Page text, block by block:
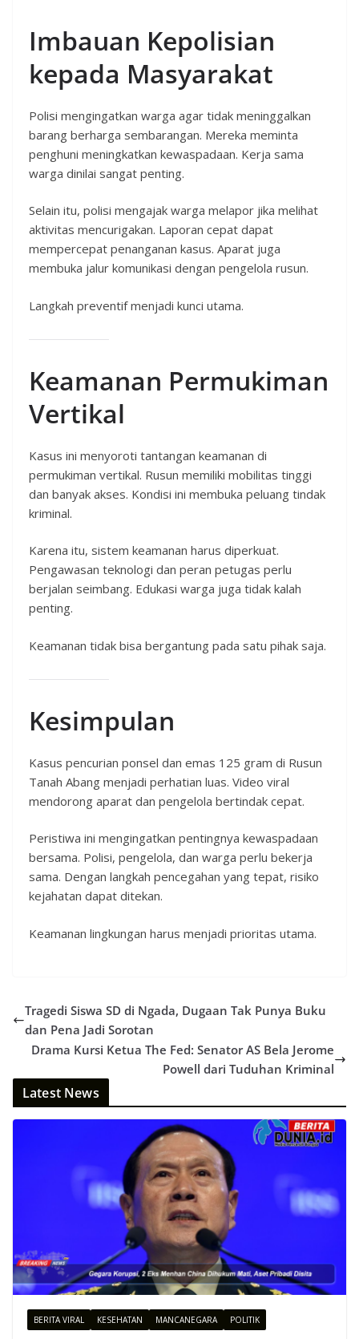
Imbauan Kepolisian
kepada Masyarakat
Polisi mengingatkan warga agar tidak meninggalkan
barang berharga sembarangan. Mereka meminta
penghuni meningkatkan kewaspadaan. Kerja sama
warga dinilai sangat penting.
Selain itu, polisi mengajak warga melapor jika melihat
aktivitas mencurigakan. Laporan cepat dapat
mempercepat penanganan kasus. Aparat juga
membuka jalur komunikasi dengan pengelola rusun.
Langkah preventif menjadi kunci utama.
Keamanan Permukiman
Vertikal
Kasus ini menyoroti tantangan keamanan di
permukiman vertikal. Rusun memiliki mobilitas tinggi
dan banyak akses. Kondisi ini membuka peluang tindak
kriminal.
Karena itu, sistem keamanan harus diperkuat.
Pengawasan teknologi dan peran petugas perlu
berjalan seimbang. Edukasi warga juga tidak kalah
penting.
Keamanan tidak bisa bergantung pada satu pihak saja.
Kesimpulan
Kasus pencurian ponsel dan emas 125 gram di Rusun
Tanah Abang menjadi perhatian luas. Video viral
mendorong aparat dan pengelola bertindak cepat.
Peristiwa ini mengingatkan pentingnya kewaspadaan
bersama. Polisi, pengelola, dan warga perlu bekerja
sama. Dengan langkah pencegahan yang tepat, risiko
kejahatan dapat ditekan.
Keamanan lingkungan harus menjadi prioritas utama.
Tragedi Siswa SD di Ngada, Dugaan Tak Punya Buku
dan Pena Jadi Sorotan
Drama Kursi Ketua The Fed: Senator AS Bela Jerome
Powell dari Tuduhan Kriminal
Latest News
BERITA VIRAL KESEHATAN MANCANEGARA POLITIK